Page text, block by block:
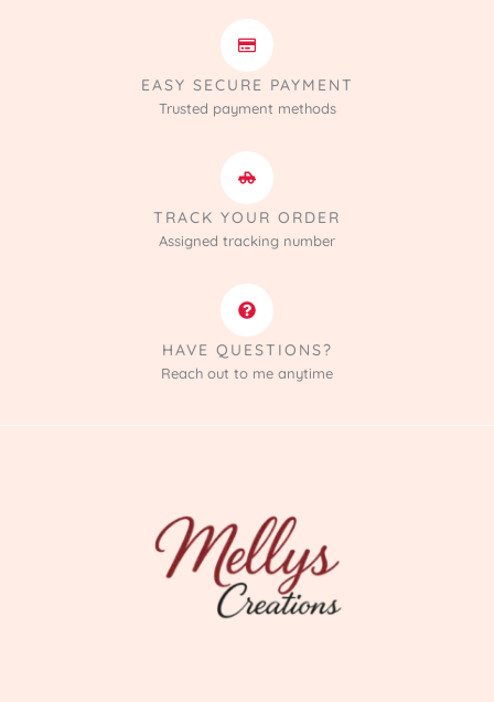
EASY SECURE PAYMENT
Trusted payment methods
TRACK YOUR ORDER
Assigned tracking number
HAVE QUESTIONS?
Reach out to me anytime